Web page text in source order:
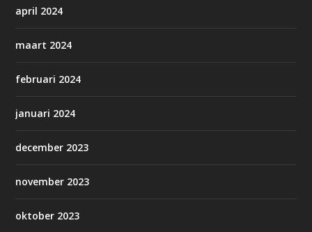
april 2024
maart 2024
februari 2024
januari 2024
december 2023
november 2023
oktober 2023